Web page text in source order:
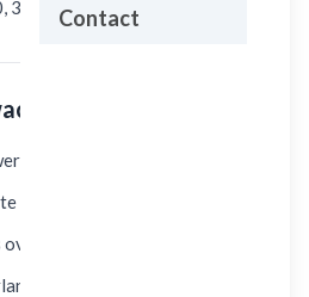
Contact
LK Oud-Beijerland
op maat
kleuren en toepassingen
— snelle levering